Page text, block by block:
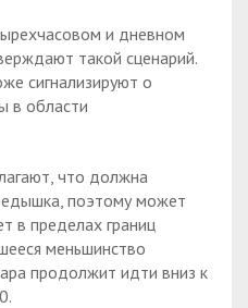
и дневном
такой сценарий.
сигнализируют о
в области
что должна
поэтому может
в пределах границ
меньшинство
продолжит идти вниз к